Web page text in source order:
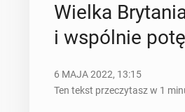
Wielka
i wspól­nie
6 MAJA 2022, 13:15
Ten tekst przeczytasz w 1